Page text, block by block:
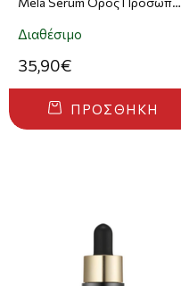
Διαθέσιμο
35,90€
ΠΡΟΣΘΉΚΗ